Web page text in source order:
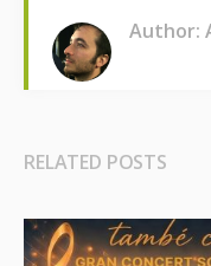
Author:
RELATED POSTS